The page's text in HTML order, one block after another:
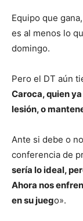
Equipo que
es al menos lo
domingo.
Pero el DT aún
Caroca, quien
lesión, o
Ante si debe o
conferencia de
sería lo ideal,
Ahora nos
en su juego».